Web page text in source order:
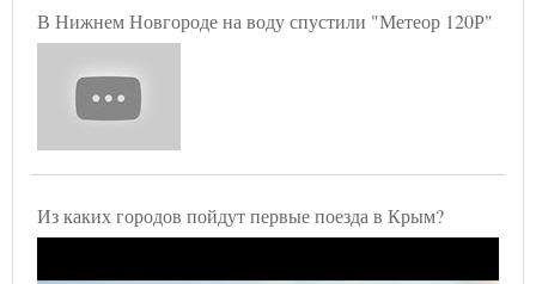
В Нижнем Новгороде на воду спустили "Метеор 120Р"
Из каких городов пойдут первые поезда в Крым?